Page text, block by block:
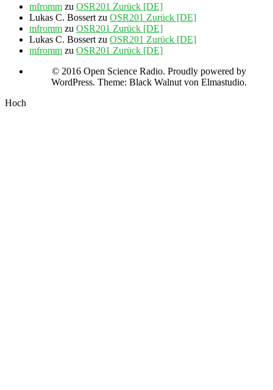
mfromm zu OSR201 Zurück [DE]
Lukas C. Bossert zu OSR201 Zurück [DE]
mfromm zu OSR201 Zurück [DE]
Lukas C. Bossert zu OSR201 Zurück [DE]
mfromm zu OSR201 Zurück [DE]
© 2016 Open Science Radio. Proudly powered by
WordPress. Theme: Black Walnut von Elmastudio.
Hoch